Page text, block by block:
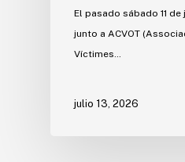
El pasado sábado 11 de
junto a ACVOT
Víctimes…
julio 13, 2026